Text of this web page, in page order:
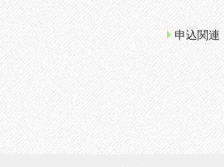
申込関連